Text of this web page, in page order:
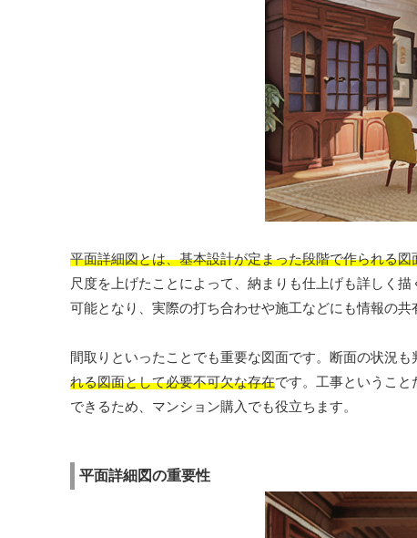
平面詳細図とは、基本設計が定まった段階で作られる図
尺度を上げたことによって、納まりも仕上げも詳しく
可能となり、実際の打ち合わせや施工などにも情報の
間取りといったことでも重要な図面です。断面の状況
れる図面として必要不可欠な存在です。工事というこ
できるため、マンション購入でも役立ちます。
平面詳細図の重要性